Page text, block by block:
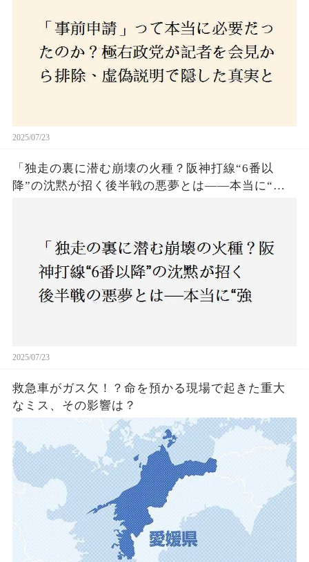
2025/07/23
「独走の裏に潜む崩壊の火種？阪神打線“6番以
降”の沈黙が招く後半戦の悪夢とは——本当に“強
2025/07/23
救急車がガス欠！？命を預かる現場で起きた重大
なミス、その影響は？